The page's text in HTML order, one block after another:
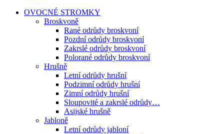
OVOCNÉ STROMKY
Broskvoně
Rané odrůdy broskvoní
Pozdní odrůdy broskvoní
Zakrslé odrůdy broskvoní
Polorané odrůdy broskvoní
Hrušně
Letní odrůdy hrušní
Podzimní odrůdy hrušní
Zimní odrůdy hrušní
Sloupovité a zakrslé odrůdy…
Asijské hrušně
Jabloně
Letní odrůdy jabloní